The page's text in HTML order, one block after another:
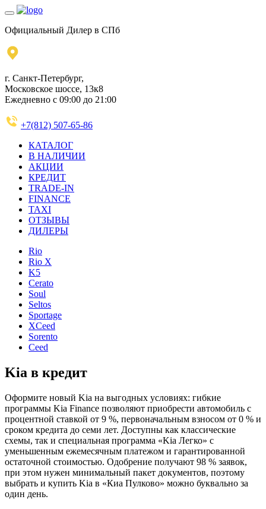
Официальный Дилер в СПб
г. Санкт-Петербург,
Московское шоссе, 13к8
Ежедневно с 09:00 до 21:00
+7(812) 507-65-86
КАТАЛОГ
В НАЛИЧИИ
АКЦИИ
КРЕДИТ
TRADE-IN
FINANCE
TAXI
ОТЗЫВЫ
ДИЛЕРЫ
Rio
Rio X
K5
Cerato
Soul
Seltos
Sportage
XCeed
Sorento
Ceed
Kia в кредит
Оформите новый Kia на выгодных условиях: гибкие
программы Kia Finance позволяют приобрести автомобиль с
процентной ставкой от 9 %, первоначальным взносом от 0 % и
сроком кредита до семи лет. Доступны как классические
схемы, так и специальная программа «Kia Легко» с
уменьшенным ежемесячным платежом и гарантированной
остаточной стоимостью. Одобрение получают 98 % заявок,
при этом нужен минимальный пакет документов, поэтому
выбрать и купить Kia в «Киа Пулково» можно буквально за
один день.